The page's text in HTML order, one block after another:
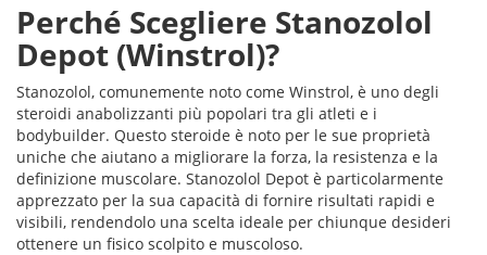
Perché Scegliere Stanozolol
Depot (Winstrol)?
Stanozolol, comunemente noto come Winstrol, è uno degli
steroidi anabolizzanti più popolari tra gli atleti e i
bodybuilder. Questo steroide è noto per le sue proprietà
uniche che aiutano a migliorare la forza, la resistenza e la
definizione muscolare. Stanozolol Depot è particolarmente
apprezzato per la sua capacità di fornire risultati rapidi e
visibili, rendendolo una scelta ideale per chiunque desideri
ottenere un fisico scolpito e muscoloso.